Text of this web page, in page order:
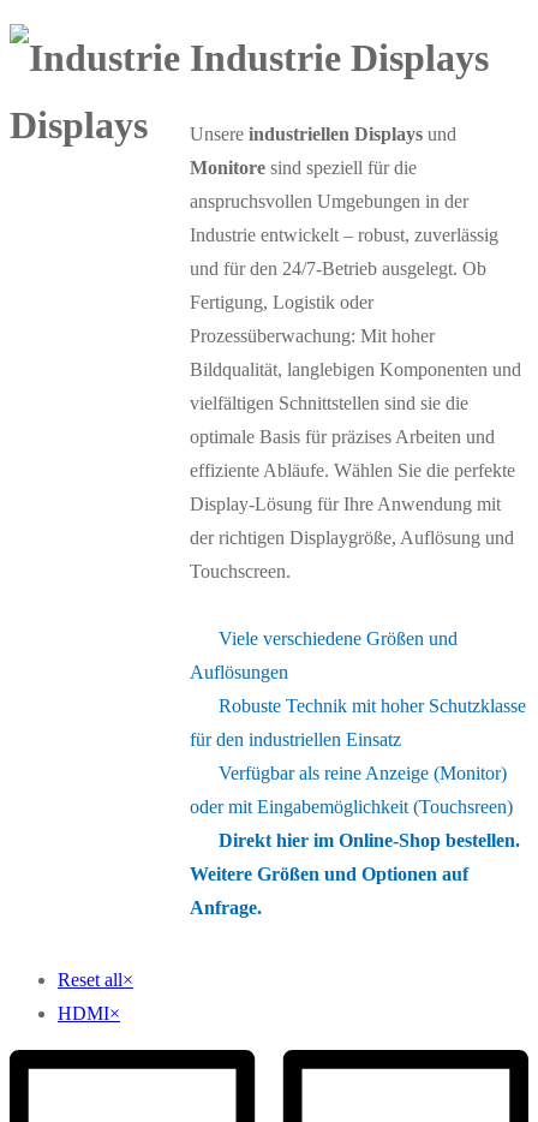
Industrie Displays
Unsere industriellen Displays und
Monitore sind speziell für die
anspruchsvollen Umgebungen in der
Industrie entwickelt – robust, zuverlässig
und für den 24/7-Betrieb ausgelegt. Ob
Fertigung, Logistik oder
Prozessüberwachung: Mit hoher
Bildqualität, langlebigen Komponenten und
vielfältigen Schnittstellen sind sie die
optimale Basis für präzises Arbeiten und
effiziente Abläufe. Wählen Sie die perfekte
Display-Lösung für Ihre Anwendung mit
der richtigen Displaygröße, Auflösung und
Touchscreen.
Viele verschiedene Größen und
Auflösungen
Robuste Technik mit hoher Schutzklasse
für den industriellen Einsatz
Verfügbar als reine Anzeige (Monitor)
oder mit Eingabemöglichkeit (Touchsreen)
Direkt hier im Online-Shop bestellen.
Weitere Größen und Optionen auf
Anfrage.
Reset all×
HDMI×